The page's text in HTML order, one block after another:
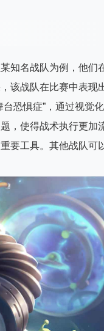
知名战队为例，他们
该战队在比赛中表现
恐惧症”，通过视觉化
，使得战术执行更加
要工具。其他战队可